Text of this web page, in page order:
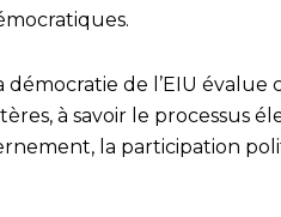
démocratie de l’EIU évalue
à savoir le processus
la participation